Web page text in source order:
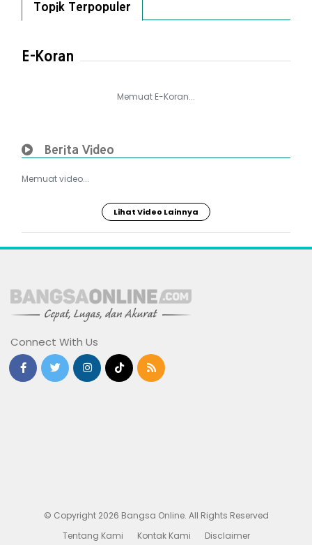
Topik Terpopuler
E-Koran
Memuat E-Koran...
Berita Video
Memuat video...
Lihat Video Lainnya
Connect With Us
© Copyright 2026 Bangsa Online. All Rights Reserved
Tentang Kami
Kontak Kami Disclaimer